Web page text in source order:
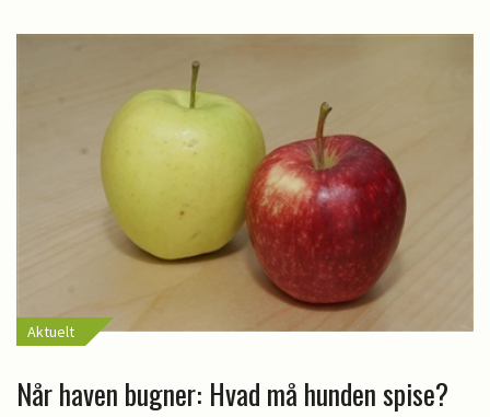
Aktuelt
Når haven bugner: Hvad må hunden spise?